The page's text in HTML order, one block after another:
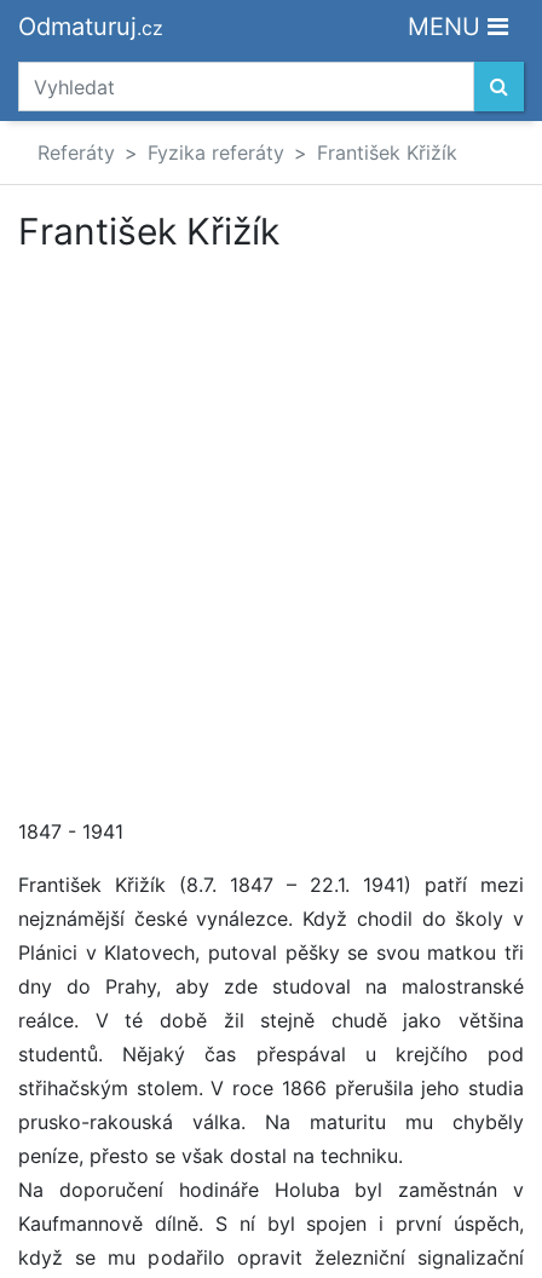
Odmaturuj.cz MENU
Referáty Fyzika referáty František Křižík
František Křižík
1847 - 1941
František Křižík (8.7. 1847 – 22.1. 1941) patří mezi
nejznámější české vynálezce. Když chodil do školy v
Plánici v Klatovech, putoval pěšky se svou matkou tři
dny do Prahy, aby zde studoval na malostranské
reálce. V té době žil stejně chudě jako většina
studentů. Nějaký čas přespával u krejčího pod
střihačským stolem. V roce 1866 přerušila jeho studia
prusko-rakouská válka. Na maturitu mu chyběly
peníze, přesto se však dostal na techniku.
Na doporučení hodináře Holuba byl zaměstnán v
Kaufmannově dílně. S ní byl spojen i první úspěch,
když se mu podařilo opravit železniční signalizační